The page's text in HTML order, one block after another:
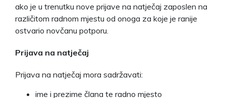
ako je u trenutku nove prijave na natječaj zaposlen na
različitom radnom mjestu od onoga za koje je ranije
ostvario novčanu potporu.
Prijava na natječaj
Prijava na natječaj mora sadržavati:
ime i prezime člana te radno mjesto